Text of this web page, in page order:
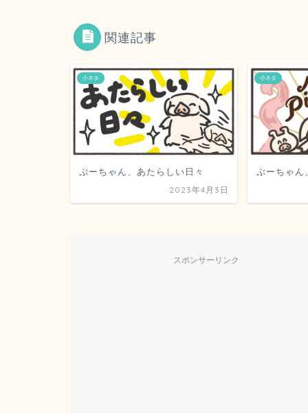
関連記事
小ネタ
ぷーちゃん、あたらしい日々
2023年4月3日
小ネタ
ぷーちゃん
スポンサーリンク